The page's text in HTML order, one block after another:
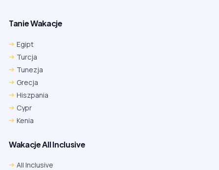
Tanie Wakacje
Egipt
Turcja
Tunezja
Grecja
Hiszpania
Cypr
Kenia
Wakacje All Inclusive
All Inclusive